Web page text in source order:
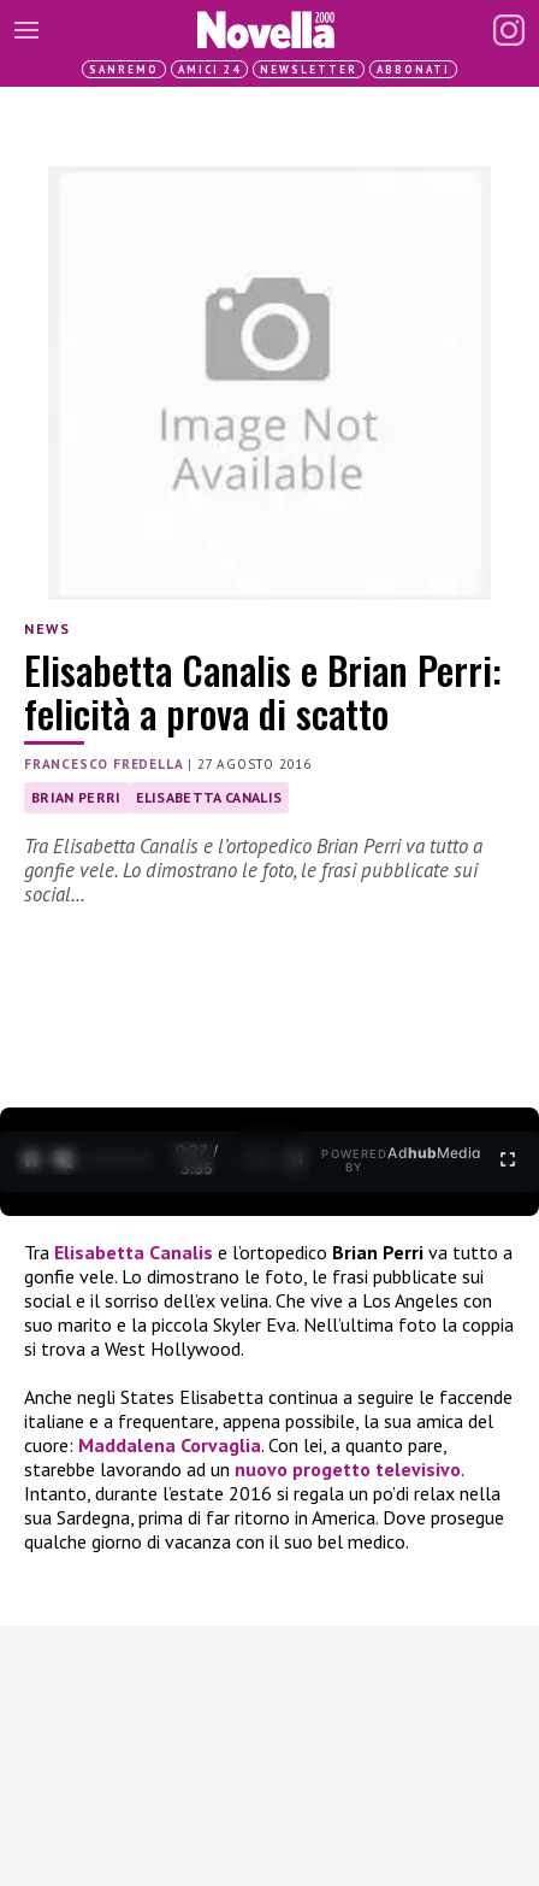
SANREMO AMICI 24 NEWSLETTER ABBONATI
NEWS
Elisabetta Canalis e Brian Perri:
felicità a prova di scatto
FRANCESCO FREDELLA | 27 AGOSTO 2016
BRIAN PERRI ELISABETTA CANALIS
Tra Elisabetta Canalis e l’ortopedico Brian Perri va tutto a
gonfie vele. Lo dimostrano le foto, le frasi pubblicate sui
social…
0:27 /
3:35
POWERED
BY
AdhubMedia
Tra Elisabetta Canalis e l’ortopedico Brian Perri va tutto a
gonfie vele. Lo dimostrano le foto, le frasi pubblicate sui
social e il sorriso dell’ex velina. Che vive a Los Angeles con
suo marito e la piccola Skyler Eva. Nell’ultima foto la coppia
si trova a West Hollywood.
Anche negli States Elisabetta continua a seguire le faccende
italiane e a frequentare, appena possibile, la sua amica del
cuore: Maddalena Corvaglia. Con lei, a quanto pare,
starebbe lavorando ad un nuovo progetto televisivo.
Intanto, durante l’estate 2016 si regala un po’di relax nella
sua Sardegna, prima di far ritorno in America. Dove prosegue
qualche giorno di vacanza con il suo bel medico.